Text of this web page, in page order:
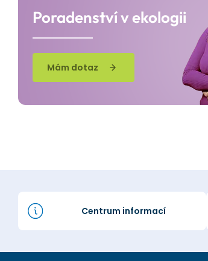
Poradenství v ekologii
Mám dotaz
Centrum informací